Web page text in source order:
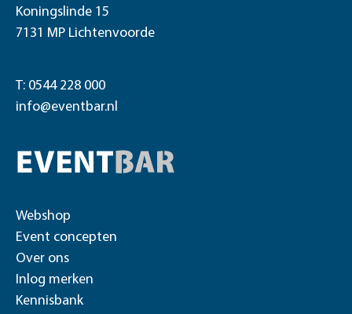
Koningslinde 15
7131 MP Lichtenvoorde
T: 0544 228 000
info@eventbar.nl
Webshop
Event concepten
Over ons
Inlog merken
Kennisbank